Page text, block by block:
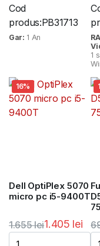
Cod
produs:PB31713
Gar: 1 An
1
16%
Dell OptiPlex 5070
micro pc i5-9400T
1.655lei
Prețul
1.405 lei
Prețul